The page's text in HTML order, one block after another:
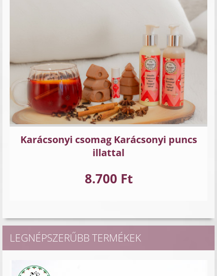
Karácsonyi csomag Karácsonyi puncs
illattal
8.700 Ft
LEGNÉPSZERŰBB TERMÉKEK